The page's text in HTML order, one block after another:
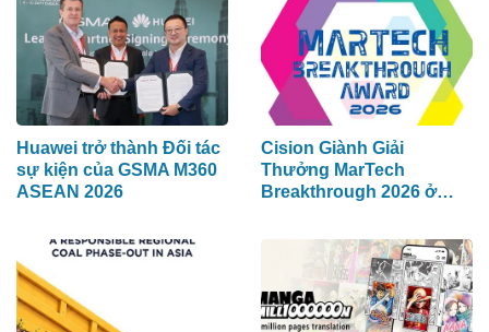
Nam
Huawei trở thành Đối tác
sự kiện của GSMA M360
ASEAN 2026
Cision Giành Giải
Thưởng MarTech
Breakthrough 2026 ở
Mạng Xã Hội, Phân Phối
Thông Cáo Báo Chí và
Tối Ưu Hóa Công Cụ Trả
Lời (AEO)